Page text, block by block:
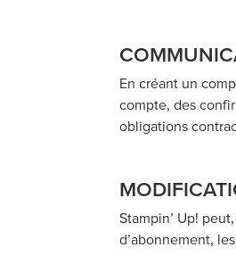
En créant un
compte, des
obligations
Stampin’ Up!
d’abonnement,